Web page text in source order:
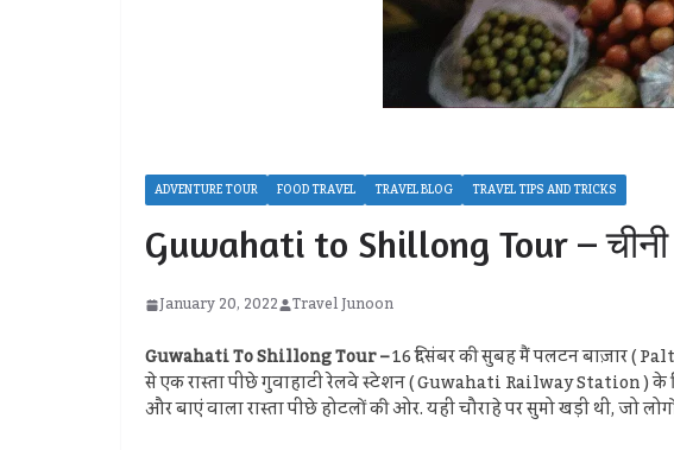
ADVENTURE TOUR FOOD TRAVEL TRAVEL BLOG TRAVEL TIPS AND TRICKS
Guwahati to Shillong Tour –
January 20, 2022 Travel Junoon
Guwahati To Shillong Tour –16 दिसंबर की सुबह मैं पलटन बाज़ार (
से एक रास्ता पीछे गुवाहाटी रेलवे स्टेशन ( Guwahati Railway Station ) के
और बाएं वाला रास्ता पीछे होटलों की ओर. यहीं चौराहे पर सुमो खड़ी थीं, जो